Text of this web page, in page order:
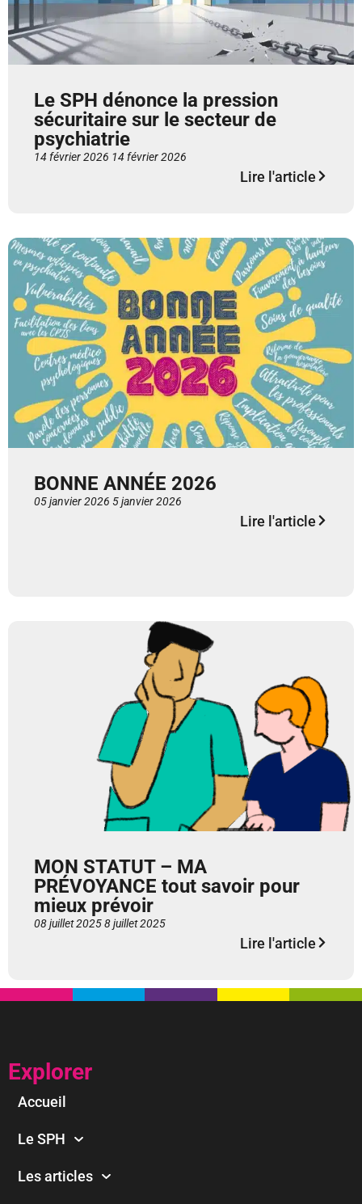
Le SPH dénonce la pression
sécuritaire sur le secteur de
psychiatrie
14 février 2026 14 février 2026
Lire l'article
BONNE ANNÉE 2026
05 janvier 2026 5 janvier 2026
Lire l'article
MON STATUT – MA
PRÉVOYANCE tout savoir pour
mieux prévoir
08 juillet 20258 juillet 2025
Lire l'article
Explorer
Accueil
Le SPH
Les articles